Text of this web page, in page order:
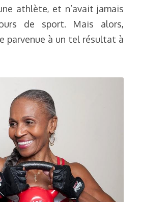
athlète, et n’avait jamais
de sport. Mais alors,
parvenue à un tel résultat à